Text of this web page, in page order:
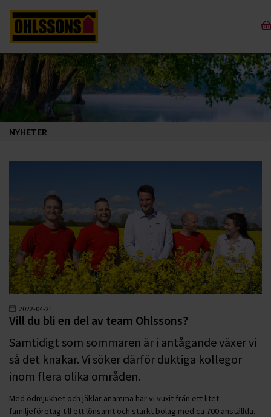
NYHETER
2022-04-21
Vill du bli en del av team Ohlssons?
Samtidigt som sommaren är i antågande växer vi
så det knakar. Vi söker därför duktiga kollegor
inom flera olika områden.
Med ödmjukhet och jäklar anamma har vi vuxit från ett litet
familjeföretag till ett lönsamt och starkt bolag med ca 700 anställda.